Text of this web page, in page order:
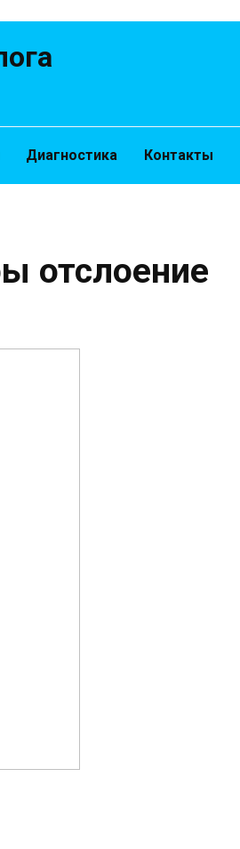
Диагностика Контакты
отслоение